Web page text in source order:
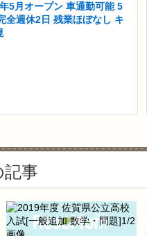
5月オープン 車通勤可能 5
全週休2日 残業ほぼなし キ
事